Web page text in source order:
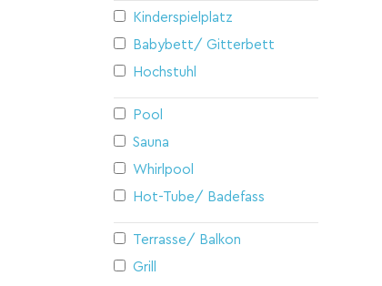
Kinderspielplatz
Babybett/ Gitterbett
Hochstuhl
Pool
Sauna
Whirlpool
Hot-Tube/ Badefass
Terrasse/ Balkon
Grill